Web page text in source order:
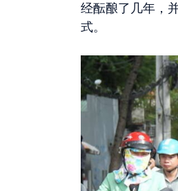
经酝酿了几年，
式。